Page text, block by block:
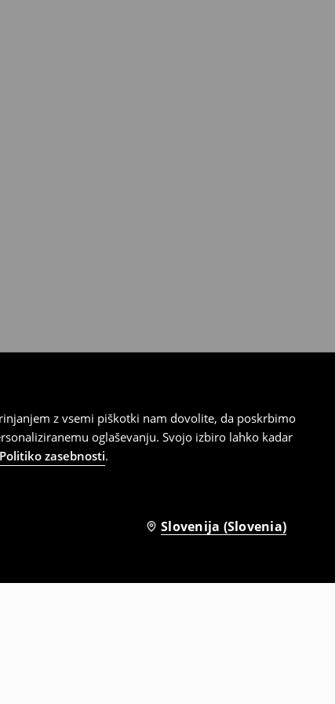
z vsemi piškotki nam dovolite, da poskrbimo
oglaševanju. Svojo izbiro lahko kadar
Politiko zasebnosti.
Slovenija (Slovenia)